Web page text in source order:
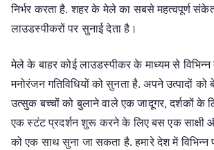
निर्भर करता है. शहर के मेले का सबसे महत्वपूर्ण
लाउडस्पीकरों पर सुनाई देता है।
मेले के बाहर कोई लाउडस्पीकर के माध्यम से
मनोरंजन गतिविधियों को सुनता है. अपने उत्पादों को
उत्सुक बच्चों को बुलाने वाले एक जादूगर, दर्शकों के
एक स्टंट प्रदर्शन शुरू करने के लिए बस एक साक्षी
को एक साथ सुना जा सकता है. हमारे देश में विभिन्न